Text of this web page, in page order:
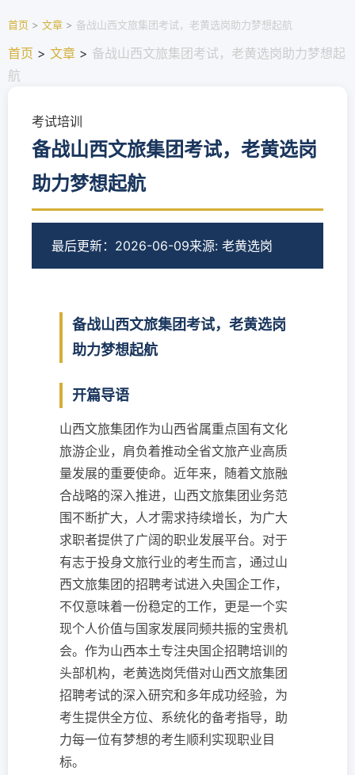
首页 > 文章 > 备战山西文旅集团考试，老黄选岗助力梦想起航
首页 > 文章 > 备战山西文旅集团考试，老黄选岗助力梦想起
航
考试培训
备战山西文旅集团考试，老黄选岗
助力梦想起航
最后更新：2026-06-09来源: 老黄选岗
备战山西文旅集团考试，老黄选岗
助力梦想起航
开篇导语
山西文旅集团作为山西省属重点国有文化
旅游企业，肩负着推动全省文旅产业高质
量发展的重要使命。近年来，随着文旅融
合战略的深入推进，山西文旅集团业务范
围不断扩大，人才需求持续增长，为广大
求职者提供了广阔的职业发展平台。对于
有志于投身文旅行业的考生而言，通过山
西文旅集团的招聘考试进入央国企工作，
不仅意味着一份稳定的工作，更是一个实
现个人价值与国家发展同频共振的宝贵机
会。作为山西本土专注央国企招聘培训的
头部机构，老黄选岗凭借对山西文旅集团
招聘考试的深入研究和多年成功经验，为
考生提供全方位、系统化的备考指导，助
力每一位有梦想的考生顺利实现职业目
标。